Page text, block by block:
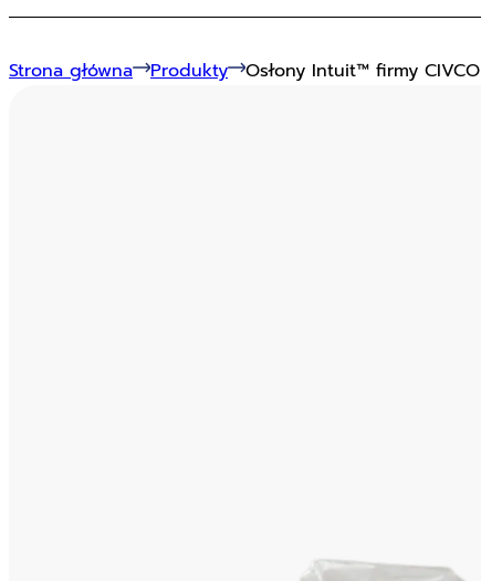
Strona główna Produkty Osłony Intuit™ firmy CIVCO